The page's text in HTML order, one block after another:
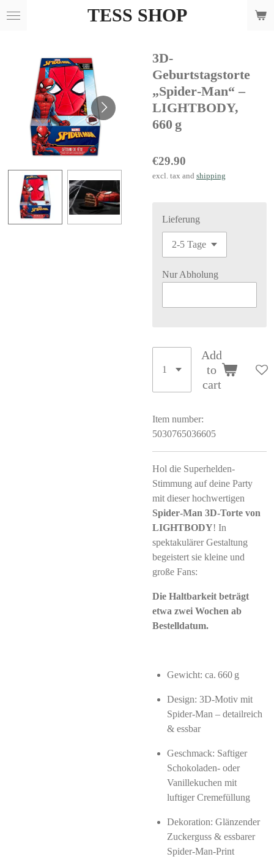
Skip
content
TESS SHOP
3D-
Geburtstagstorte
„Spider‑Man“ –
LIGHTBODY,
660 g
€29.90
excl. tax and shipping
Lieferung
Nur Abholung
Add
to
cart
Item number:
5030765036605
Hol die Superhelden-
Stimmung auf deine Party
mit dieser hochwertigen
Spider‑Man 3D‑Torte von
LIGHTBODY! In
spektakulärer Gestaltung
begeistert sie kleine und
große Fans:
Die Haltbarkeit beträgt
etwa zwei Wochen ab
Bestelldatum.
Gewicht: ca. 660 g
Design: 3D-Motiv mit
Spider‑Man – detailreich
& essbar
Geschmack: Saftiger
Schokoladen- oder
Vanillekuchen mit
luftiger Cremefüllung
Dekoration: Glänzender
Zuckerguss & essbarer
Spider‑Man-Print